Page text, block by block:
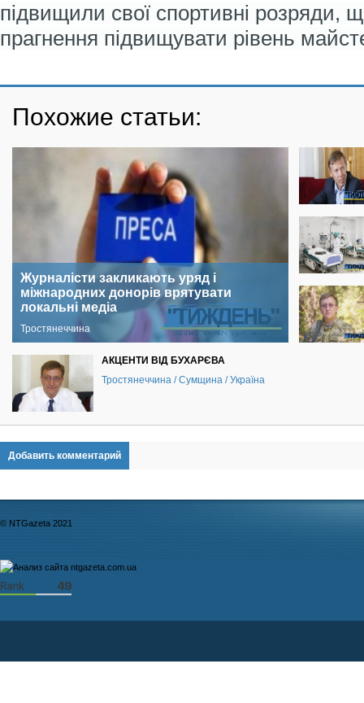
підвищили свої спортивні розряди,
прагнення підвищувати рівень
Похожие статьи:
Журналісти закликають уряд і
міжнародних донорів врятувати
локальні медіа
Тростянеччина
АКЦЕНТИ ВІД БУХАРЄВА
Тростянеччина / Сумщина / Україна
Добавить комментарий
© NTGazeta 2021